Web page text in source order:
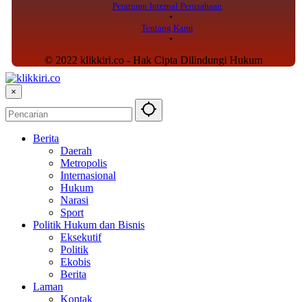
Peraturan Internal Perusahaan
Tentang Kami
© 2022 klikkiri.co - Hak Cipta Dilindungi Hukum
×
Berita
Daerah
Metropolis
Internasional
Hukum
Narasi
Sport
Politik Hukum dan Bisnis
Eksekutif
Politik
Ekobis
Berita
Laman
Kontak